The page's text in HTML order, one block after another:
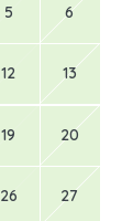
5 6
12 13
19 20
26 27